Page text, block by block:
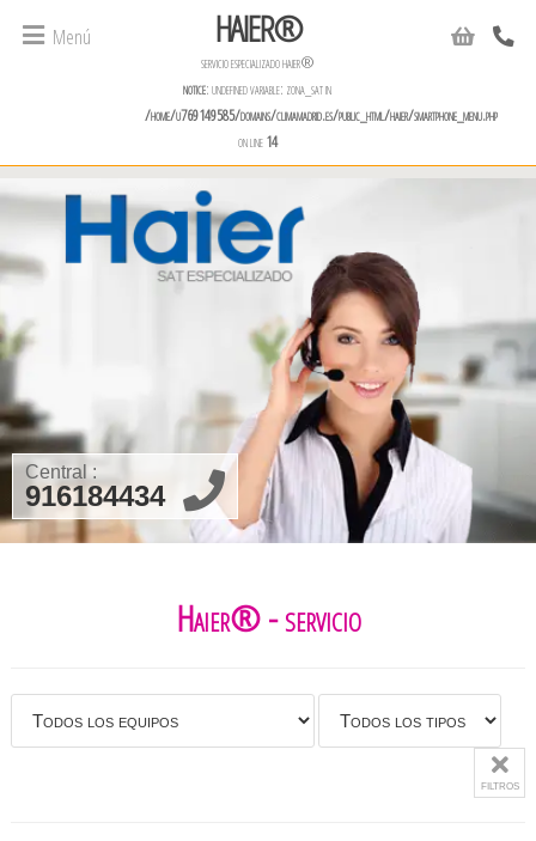
Menú HAIER®
servicio especializado haier®
notice: undefined variable: zona_sat in
/home/u769149585/domains/climamadrid.es/public_html/haier/smartphone_menu.php
on line14
Central :
916184434
Haier® - servicio
filtros